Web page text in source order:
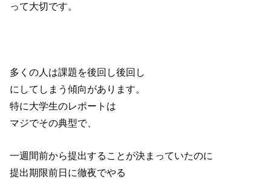
って大切です。
多くの人は課題を後回し後回し
にしてしまう傾向があります。
特に大学生のレポートは
マジでその典型で、
一週間前から提出することが決まっていたのに
提出期限前日に徹夜でやる